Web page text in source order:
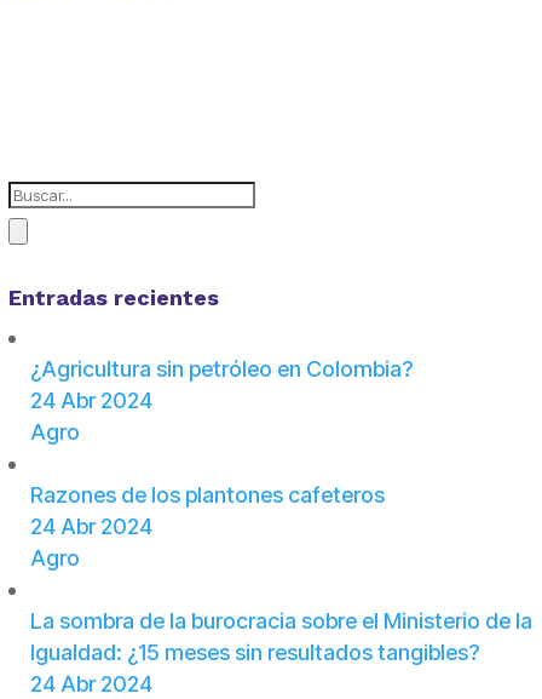
Entradas recientes
¿Agricultura sin petróleo en Colombia?
24 Abr 2024
Agro
Razones de los plantones cafeteros
24 Abr 2024
Agro
La sombra de la burocracia sobre el Ministerio de la
Igualdad: ¿15 meses sin resultados tangibles?
24 Abr 2024